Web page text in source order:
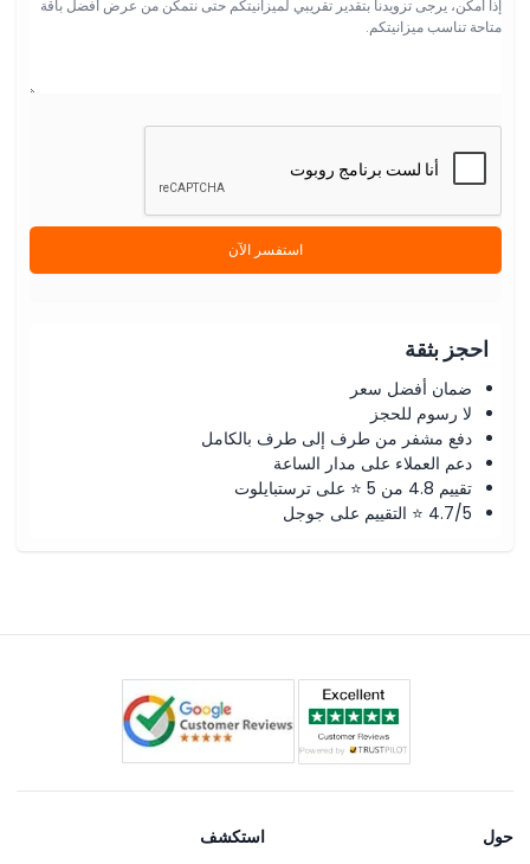
استفسر الآن
احجز بثقة
ضمان أفضل سعر
لا رسوم للحجز
دفع مشفر من طرف إلى طرف بالكامل
دعم العملاء على مدار الساعة
تقييم 4.8 من 5 ⭐ على ترستبايلوت
4.7/5 ⭐ التقييم على جوجل
حول استكشف